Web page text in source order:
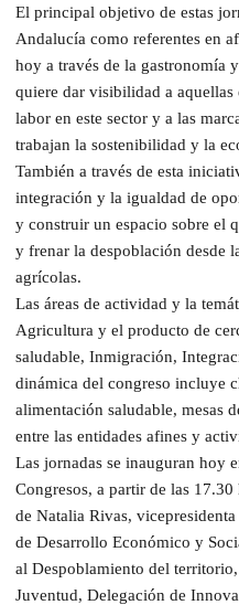
El principal objetivo de estas
Andalucía como referentes en
hoy a través de la gastronomía
quiere dar visibilidad a aquellas
labor en este sector y a las
trabajan la sostenibilidad y la
También a través de esta
integración y la igualdad de
y construir un espacio sobre el
y frenar la despoblación desde
agrícolas.
Las áreas de actividad y la
Agricultura y el producto de
saludable, Inmigración,
dinámica del congreso incluye
alimentación saludable, mesas
entre las entidades afines y
Las jornadas se inauguran hoy
Congresos, a partir de las
de Natalia Rivas,
de Desarrollo Económico y
al Despoblamiento del
Juventud, Delegación de